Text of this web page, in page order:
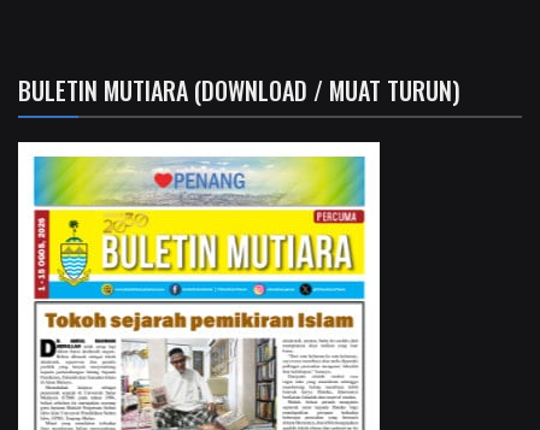
BULETIN MUTIARA (DOWNLOAD / MUAT TURUN)